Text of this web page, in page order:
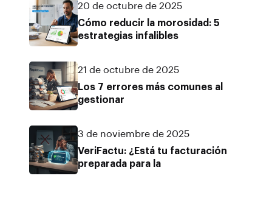
20 de octubre de 2025
Cómo reducir la morosidad: 5
estrategias infalibles
21 de octubre de 2025
Los 7 errores más comunes al
gestionar
3 de noviembre de 2025
VeriFactu: ¿Está tu facturación
preparada para la